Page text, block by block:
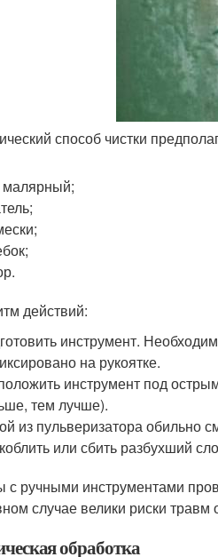
способ чистки
действий:
инструмент.
на рукоятке.
инструмент под
тем лучше).
из пульверизатора обильно
или сбить разбухший
с ручными инструментами
случае велики риски травм
обработка